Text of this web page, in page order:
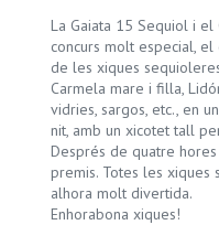
La Gaiata 15 Sequiol i el
concurs molt especial,
de les xiques
Carmela mare i filla,
vidries, sargos, etc., en
nit, amb un xicotet tall
Després de quatre
premis. Totes les
alhora molt divertida.
Enhorabona xiques!